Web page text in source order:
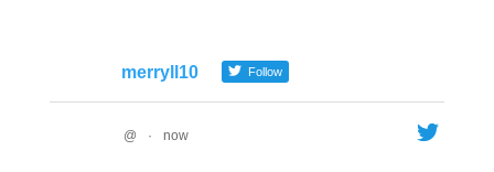
merryll10 Follow
@ · now